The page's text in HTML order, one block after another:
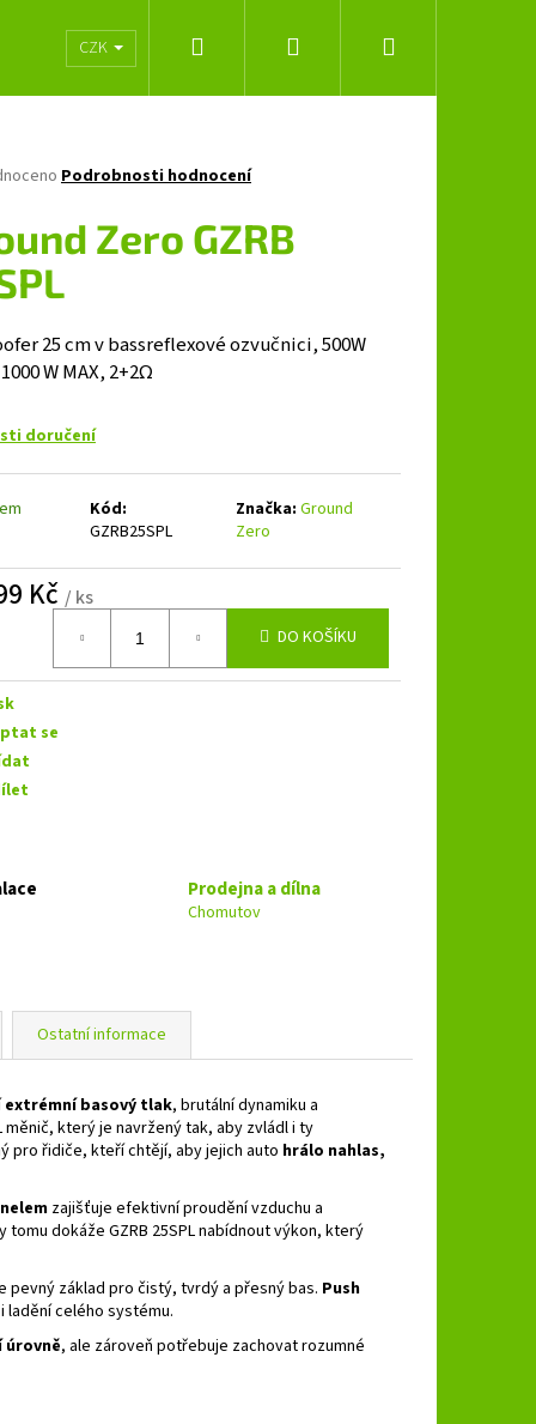
Obchodní podmínky
CZK Přihlášení
Podrobnosti hodnocení
Zero GZRB
25 cm v bassreflexové ozvučnici, 500W
W MAX, 2+2Ω
doručení
Kód:
GZRB25SPL
Značka: Ground
Zero
Kč / ks
DO KOŠÍKU
se
Prodejna a dílna
Chomutov
Ostatní informace
extrémní basový tlak, brutální dynamiku a
který je navržený tak, aby zvládl i ty
pro řidiče, kteří chtějí, aby jejich auto hrálo nahlas,
zajišťuje efektivní proudění vzduchu a
dokáže GZRB 25SPL nabídnout výkon, který
pevný základ pro čistý, tvrdý a přesný bas. Push
ladění celého systému.
úrovně, ale zároveň potřebuje zachovat rozumné
Následující
3.250 SPL